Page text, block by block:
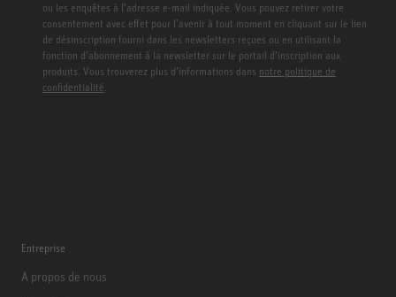
ou les enquêtes à l’adresse e-mail indiquée. Vous pouvez retirer votre
consentement avec effet pour l’avenir à tout moment en cliquant sur le lien
de désinscription fourni dans les newsletters reçues ou en utilisant la
fonction d’abonnement à la newsletter sur le portail d’inscription aux
produits. Vous trouverez plus d’informations dans notre politique de
confidentialité.
Entreprise
A propos de nous